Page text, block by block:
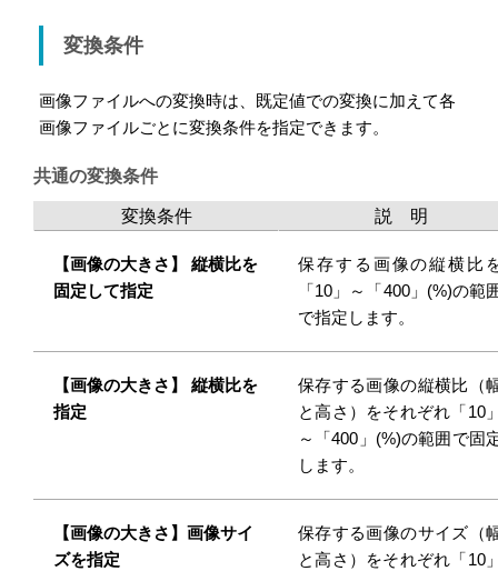
変換条件
画像ファイルへの変換時は、既定値での変換に加えて各
画像ファイルごとに変換条件を指定できます。
共通の変換条件
変換条件 説 明
【画像の大きさ】 縦横比を
固定して指定
保存する画像の縦横比
「10」～「400」(%)の範
で指定します。
【画像の大きさ】 縦横比を
指定
保存する画像の縦横比（
と高さ）をそれぞれ「10
～「400」(%)の範囲で固
します。
【画像の大きさ】画像サイ
ズを指定
保存する画像のサイズ（
と高さ）をそれぞれ「10